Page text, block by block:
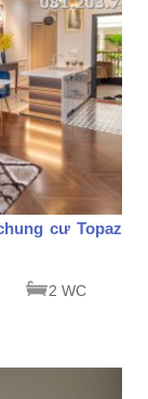
cư Topaz
2 WC